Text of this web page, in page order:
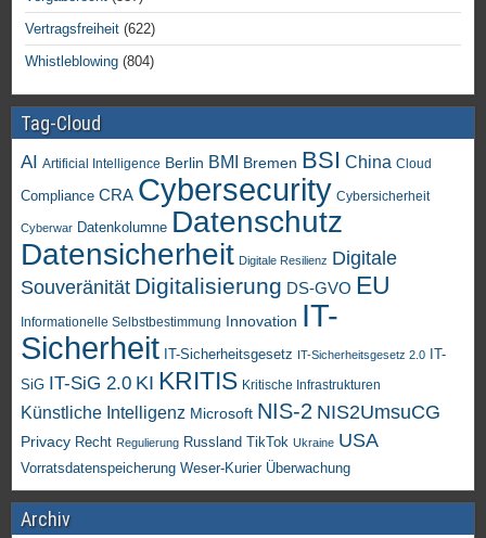
Vertragsfreiheit (622)
Whistleblowing (804)
Tag-Cloud
AI Artificial Intelligence Berlin BMI Bremen BSI China Cloud
Compliance CRA Cybersecurity Cybersicherheit
Cyberwar Datenkolumne Datenschutz
Datensicherheit Digitale Resilienz Digitale
Souveränität Digitalisierung DS-GVO EU
Informationelle Selbstbestimmung Innovation IT-
Sicherheit IT-Sicherheitsgesetz IT-Sicherheitsgesetz 2.0
IT-
SiG IT-SiG 2.0 KI KRITIS Kritische Infrastrukturen
Künstliche Intelligenz Microsoft NIS-2 NIS2UmsuCG
Privacy Recht Regulierung Russland TikTok Ukraine USA
Vorratsdatenspeicherung Weser-Kurier Überwachung
Archiv